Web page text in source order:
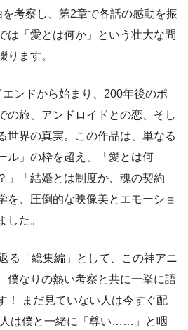
考察し、第2章で各話の感動を振
は「愛とは何か」という壮大な問
ります。
ンドから始まり、200年後のポ
の旅、アンドロイドとの恋、そし
世界の真実。この作品は、単なる
ル」の枠を超え、「愛とは何
」「結婚とは制度か、魂の契約
を、圧倒的な映像美とエモーショ
した。
る「総集編」として、この神アニ
僕なりの熱い考察と共に一挙に語
！ まだ見ていない人は今すぐ配
は僕と一緒に「尊い……」と咽